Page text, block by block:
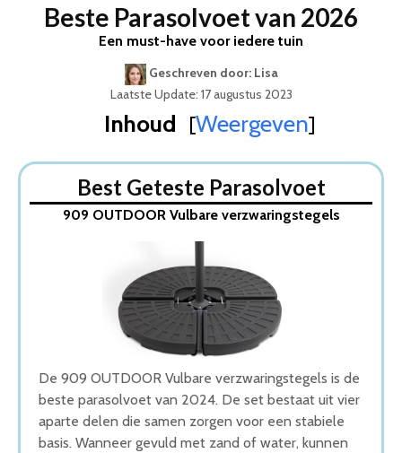
Beste Parasolvoet van 2026
Een must-have voor iedere tuin
Geschreven door: Lisa
Laatste Update: 17 augustus 2023
Inhoud [Weergeven]
1. 909 OUTDOOR Vulbare verzwaringstegels
2. vidaXL Parasolvoet rond
3. Anaterra – Parasolvoet op wielen
5. Garden Impressions Cosmo parasolvoet
Wat is de beste Parasolvoet van 2026
1. Beste Parasolvoet van 2026
2. Beste Budget Parasolvoet van 2026
4. Goede Budget Parasolvoet
5. Stijlvolle Parasolvoet
Conclusie
Best Geteste Parasolvoet
909 OUTDOOR Vulbare verzwaringstegels
De 909 OUTDOOR Vulbare verzwaringstegels is de
beste parasolvoet van 2024. De set bestaat uit vier
aparte delen die samen zorgen voor een stabiele
basis. Wanneer gevuld met zand of water, kunnen